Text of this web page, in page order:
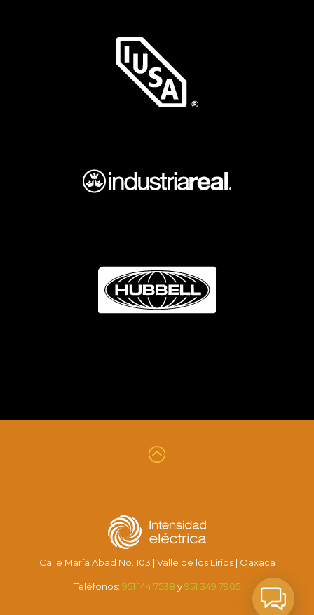
Calle María Abad No. 103 | Valle de los Lirios | Oaxaca
Teléfonos: 951 144 7538 y951 349 7905